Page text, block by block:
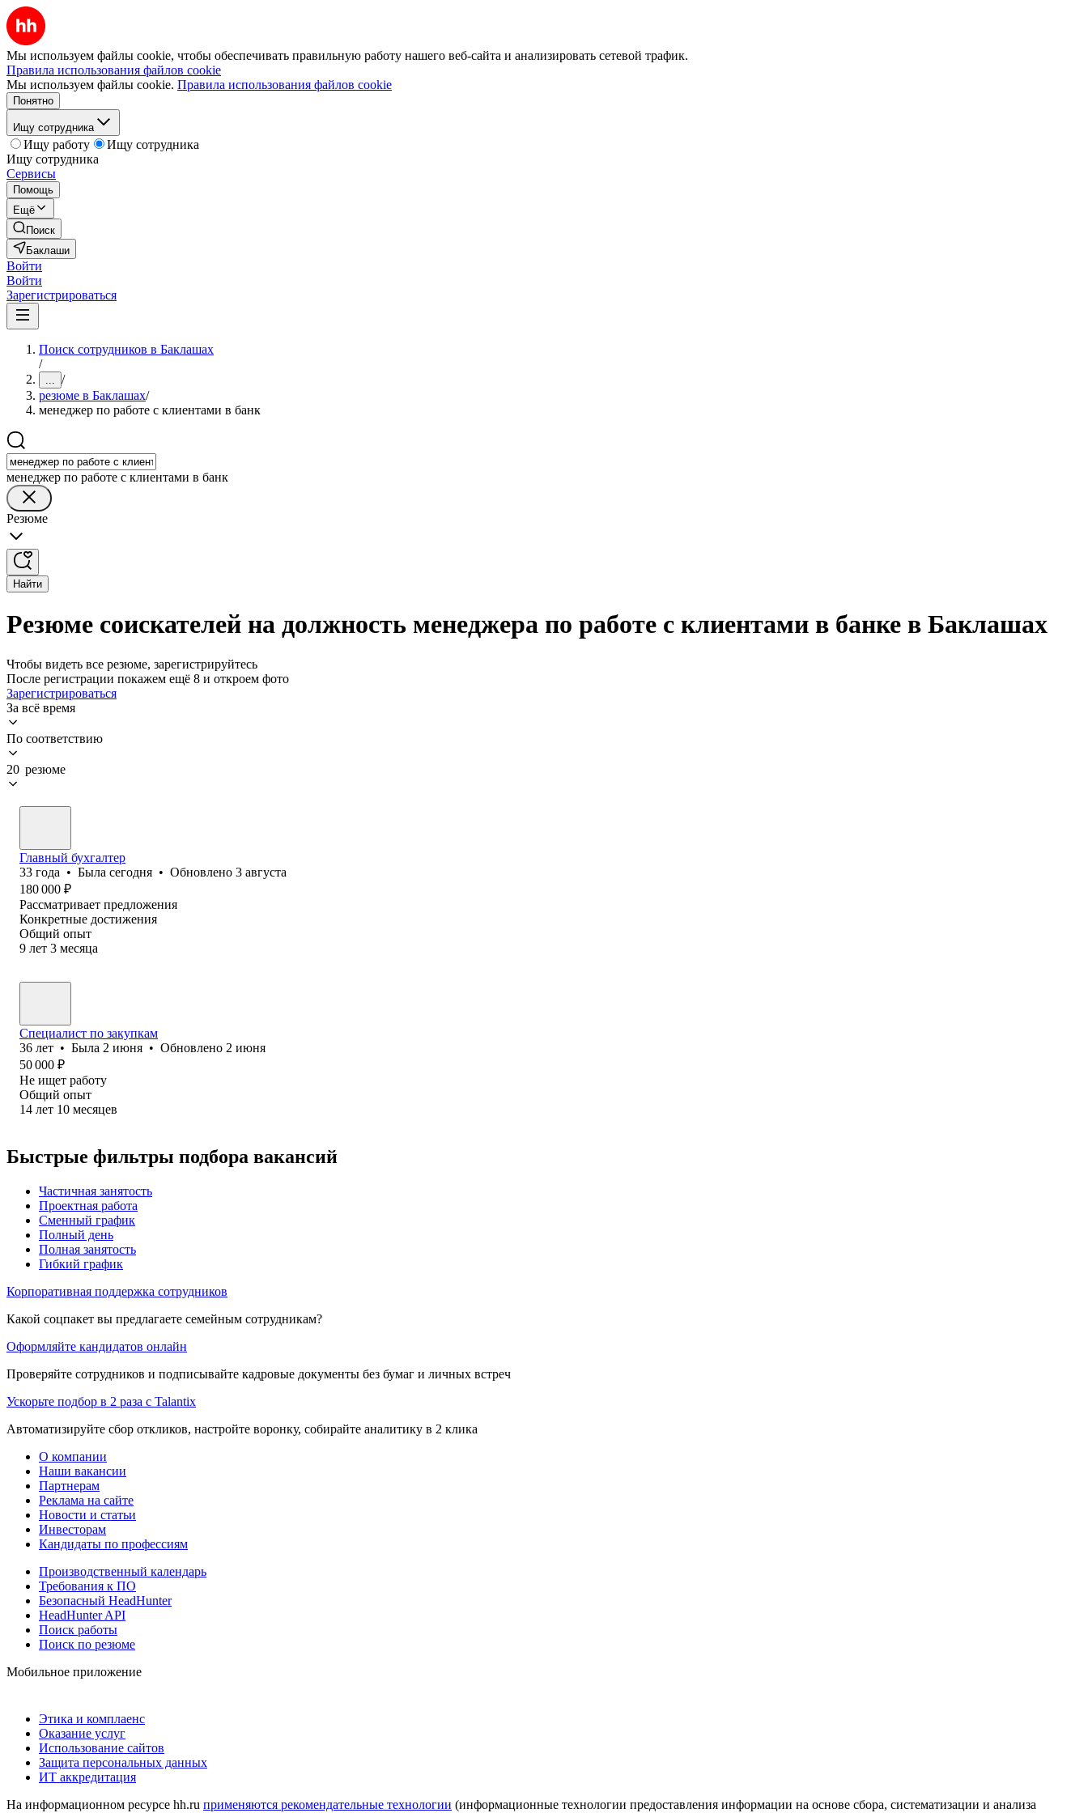
Мы используем файлы cookie, чтобы обеспечивать правильную работу нашего веб-сайта и анализировать сетевой трафик.
Правила использования файлов cookie
Мы используем файлы cookie. Правила использования файлов cookie
Понятно
Ищу сотрудника
Ищу работу
Ищу сотрудника
Ищу сотрудника
Сервисы
Помощь
Ещё
Поиск
Баклаши
Войти
Войти
Зарегистрироваться
Поиск сотрудников в Баклашах
/
... /
резюме в Баклашах/
менеджер по работе с клиентами в банк
менеджер по работе с клиентами в банк
Резюме
Найти
Резюме соискателей на должность менеджера по работе с клиентами в банке в Баклашах
Чтобы видеть все резюме, зарегистрируйтесь
После регистрации покажем ещё 8 и откроем фото
Зарегистрироваться
За всё время
По соответствию
20 резюме
Главный бухгалтер
33 года • Была сегодня • Обновлено 3 августа
180 000 ₽
Рассматривает предложения
Конкретные достижения
Общий опыт
9 лет 3 месяца
Специалист по закупкам
36 лет • Была 2 июня • Обновлено 2 июня
50 000 ₽
Не ищет работу
Общий опыт
14 лет 10 месяцев
Быстрые фильтры подбора вакансий
Частичная занятость
Проектная работа
Сменный график
Полный день
Полная занятость
Гибкий график
Корпоративная поддержка сотрудников
Какой соцпакет вы предлагаете семейным сотрудникам?
Оформляйте кандидатов онлайн
Проверяйте сотрудников и подписывайте кадровые документы без бумаг и личных встреч
Ускорьте подбор в 2 раза с Talantix
Автоматизируйте сбор откликов, настройте воронку, собирайте аналитику в 2 клика
О компании
Наши вакансии
Партнерам
Реклама на сайте
Новости и статьи
Инвесторам
Кандидаты по профессиям
Производственный календарь
Требования к ПО
Безопасный HeadHunter
HeadHunter API
Поиск работы
Поиск по резюме
Мобильное приложение
Этика и комплаенс
Оказание услуг
Использование сайтов
Защита персональных данных
ИТ аккредитация
На информационном ресурсе hh.ru применяются рекомендательные технологии (информационные технологии предоставления информации на основе сбора, систематизации и анализа